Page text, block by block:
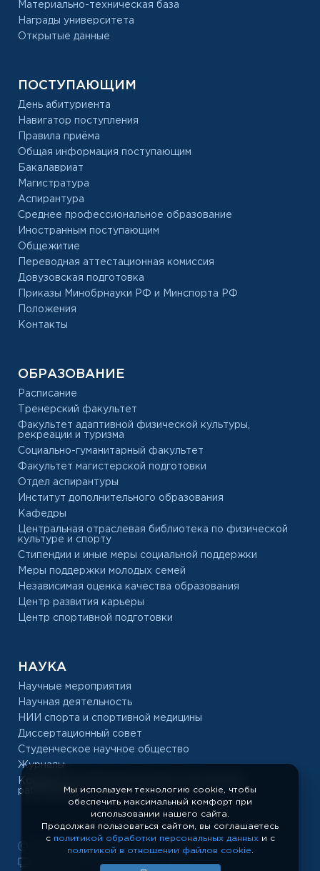
Материально-техническая база
Награды университета
Открытые данные
ПОСТУПАЮЩИМ
День абитуриента
Навигатор поступления
Правила приёма
Общая информация поступающим
Бакалавриат
Магистратура
Аспирантура
Среднее профессиональное образование
Иностранным поступающим
Общежитие
Переводная аттестационная комиссия
Довузовская подготовка
Приказы Минобрнауки РФ и Минспорта РФ
Положения
Контакты
ОБРАЗОВАНИЕ
Расписание
Тренерский факультет
Факультет адаптивной физической культуры,
рекреации и туризма
Социально-гуманитарный факультет
Факультет магистерской подготовки
Отдел аспирантуры
Институт дополнительного образования
Кафедры
Центральная отраслевая библиотека по физической
культуре и спорту
Стипендии и иные меры социальной поддержки
Меры поддержки молодых семей
Независимая оценка качества образования
Центр развития карьеры
Центр спортивной подготовки
НАУКА
Научные мероприятия
Научная деятельность
НИИ спорта и спортивной медицины
Диссертационный совет
Студенческое научное общество
Журналы
Конкурс на замещение должностей научных
работников
РУС «ГЦОЛИФК», 1918 — 2026
Показать полную версию сайта
Мы используем технологию cookie, чтобы
обеспечить максимальный комфорт при
использовании нашего сайта.
Продолжая пользоваться сайтом, вы соглашаетесь
с политикой обработки персональных данных и с
политикой в отношении файлов cookie